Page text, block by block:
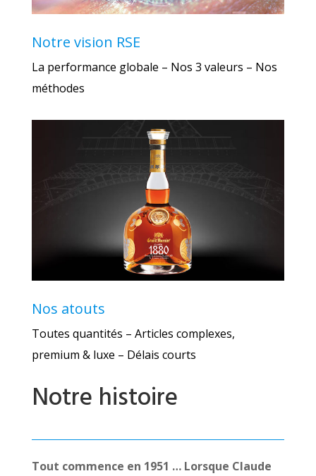
Notre vision RSE
La performance globale – Nos 3 valeurs – Nos
méthodes
Nos atouts
Toutes quantités – Articles complexes,
premium & luxe – Délais courts
Notre histoire
Tout commence en 1951 … Lorsque Claude